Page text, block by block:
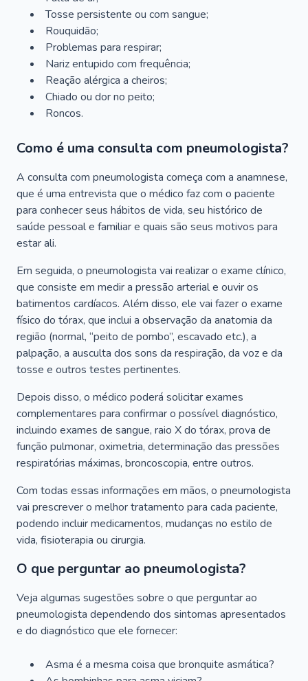
Tosse persistente ou com sangue;
Rouquidão;
Problemas para respirar;
Nariz entupido com frequência;
Reação alérgica a cheiros;
Chiado ou dor no peito;
Roncos.
Como é uma consulta com pneumologista?
A consulta com pneumologista começa com a anamnese,
que é uma entrevista que o médico faz com o paciente
para conhecer seus hábitos de vida, seu histórico de
saúde pessoal e familiar e quais são seus motivos para
estar ali.
Em seguida, o pneumologista vai realizar o exame clínico,
que consiste em medir a pressão arterial e ouvir os
batimentos cardíacos. Além disso, ele vai fazer o exame
físico do tórax, que inclui a observação da anatomia da
região (normal, “peito de pombo”, escavado etc.), a
palpação, a ausculta dos sons da respiração, da voz e da
tosse e outros testes pertinentes.
Depois disso, o médico poderá solicitar exames
complementares para confirmar o possível diagnóstico,
incluindo exames de sangue, raio X do tórax, prova de
função pulmonar, oximetria, determinação das pressões
respiratórias máximas, broncoscopia, entre outros.
Com todas essas informações em mãos, o pneumologista
vai prescrever o melhor tratamento para cada paciente,
podendo incluir medicamentos, mudanças no estilo de
vida, fisioterapia ou cirurgia.
O que perguntar ao pneumologista?
Veja algumas sugestões sobre o que perguntar ao
pneumologista dependendo dos sintomas apresentados
e do diagnóstico que ele fornecer:
Asma é a mesma coisa que bronquite asmática?